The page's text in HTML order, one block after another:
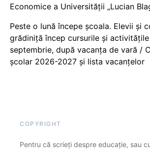
Economice a Universității „Lucian
Peste o lună începe școala. Elevii și
grădiniță încep cursurile și
septembrie, după vacanța de vară /
școlar 2026-2027 și lista vacanțelor
COPYRIGHT
Pentru că scrieți despre educație, sau